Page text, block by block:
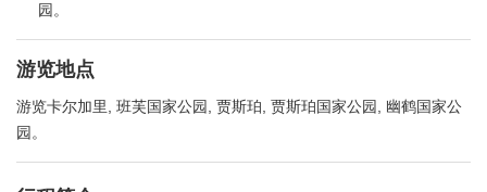
园。
游览地点
游览卡尔加里, 班芙国家公园, 贾斯珀, 贾斯珀国家公园, 幽鹤国家公
园。